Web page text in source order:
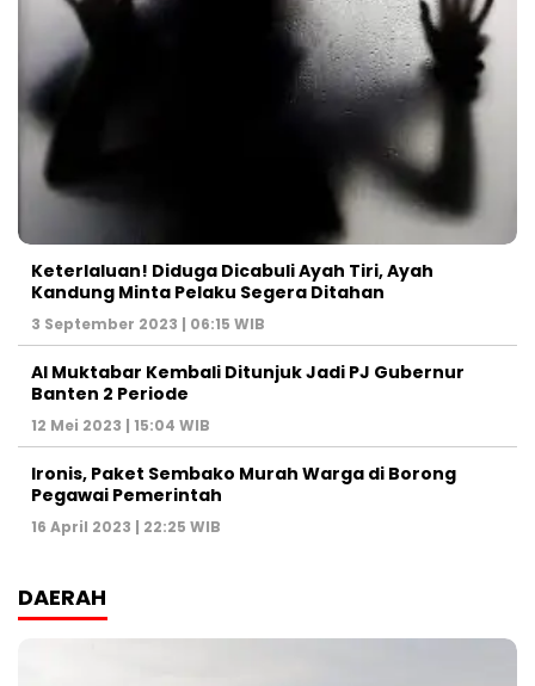
Keterlaluan! Diduga Dicabuli Ayah Tiri, Ayah
Kandung Minta Pelaku Segera Ditahan
3 September 2023 | 06:15 WIB
Al Muktabar Kembali Ditunjuk Jadi PJ Gubernur
Banten 2 Periode
12 Mei 2023 | 15:04 WIB
Ironis, Paket Sembako Murah Warga di Borong
Pegawai Pemerintah
16 April 2023 | 22:25 WIB
DAERAH